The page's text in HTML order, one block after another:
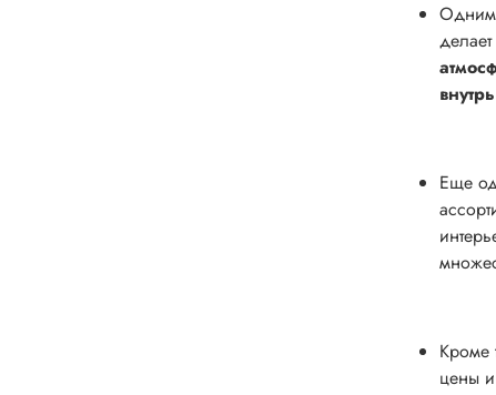
Одним
Еще
Кроме
цены